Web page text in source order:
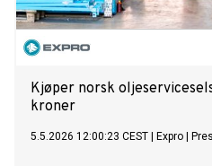
Kjøper norsk
kroner
5.5.2026 12:00:23 CEST Expro